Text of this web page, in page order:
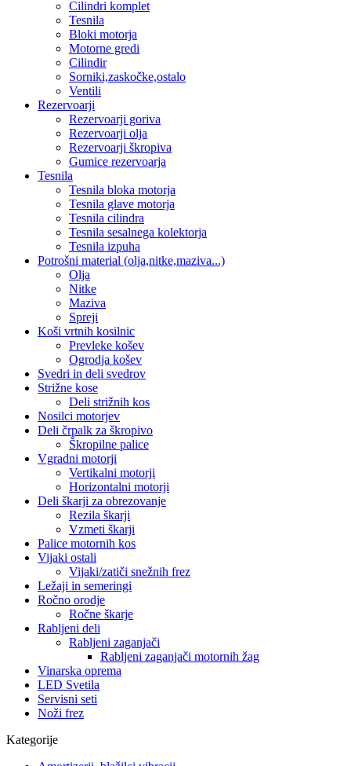
Cilindri komplet
Tesnila
Bloki motorja
Motorne gredi
Cilindir
Sorniki,zaskočke,ostalo
Ventili
Rezervoarji
Rezervoarji goriva
Rezervoarji olja
Rezervoarji škropiva
Gumice rezervoarja
Tesnila
Tesnila bloka motorja
Tesnila glave motorja
Tesnila cilindra
Tesnila sesalnega kolektorja
Tesnila izpuha
Potrošni material (olja,nitke,maziva...)
Olja
Nitke
Maziva
Spreji
Koši vrtnih kosilnic
Prevleke košev
Ogrodja košev
Svedri in deli svedrov
Strižne kose
Deli strižnih kos
Nosilci motorjev
Deli črpalk za škropivo
Škropilne palice
Vgradni motorji
Vertikalni motorji
Horizontalni motorji
Deli škarji za obrezovanje
Rezila škarji
Vzmeti škarji
Palice motornih kos
Vijaki ostali
Vijaki/zatiči snežnih frez
Ležaji in semeringi
Ročno orodje
Ročne škarje
Rabljeni deli
Rabljeni zaganjači
Rabljeni zaganjači motornih žag
Vinarska oprema
LED Svetila
Servisni seti
Noži frez
Kategorije